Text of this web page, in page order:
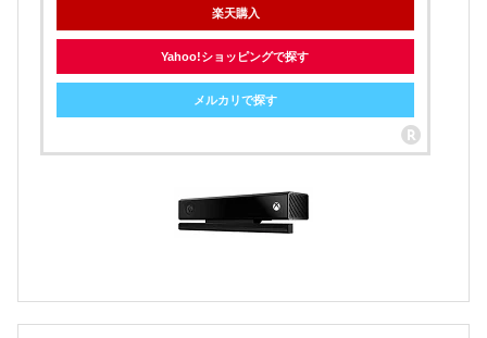
楽天購入
Yahoo!ショッピングで探す
メルカリで探す